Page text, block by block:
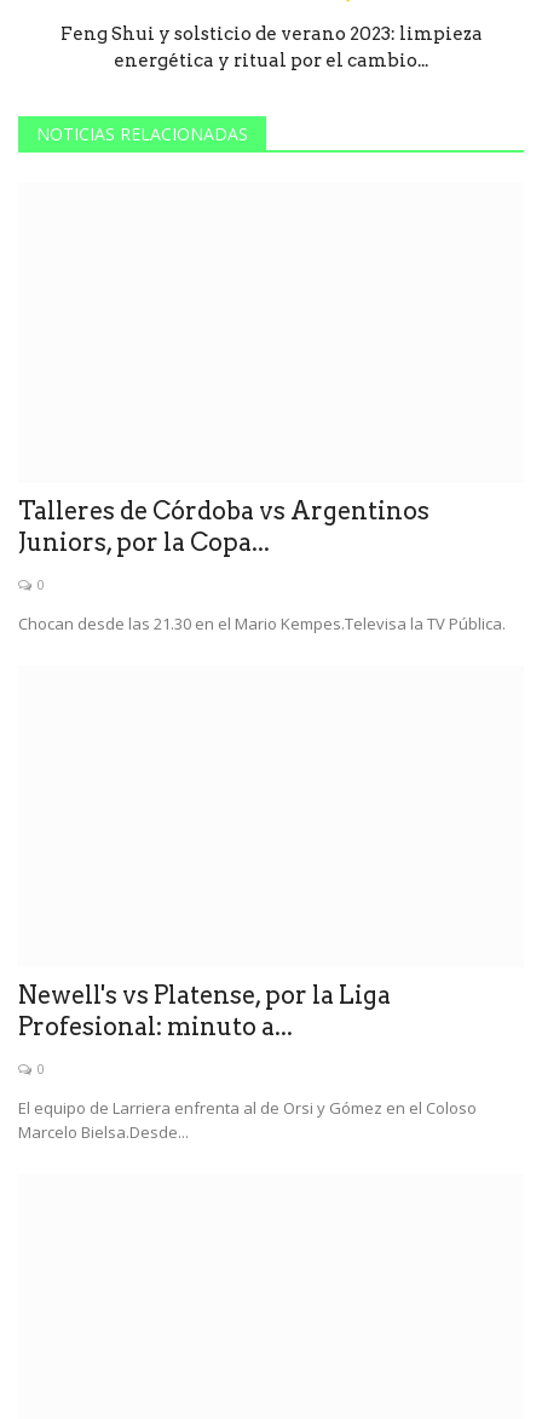
Feng Shui y solsticio de verano 2023: limpieza
energética y ritual por el cambio...
NOTICIAS RELACIONADAS
Talleres de Córdoba vs Argentinos
Juniors, por la Copa...
0
Chocan desde las 21.30 en el Mario Kempes.Televisa la TV Pública.
Newell's vs Platense, por la Liga
Profesional: minuto a...
0
El equipo de Larriera enfrenta al de Orsi y Gómez en el Coloso
Marcelo Bielsa.Desde...